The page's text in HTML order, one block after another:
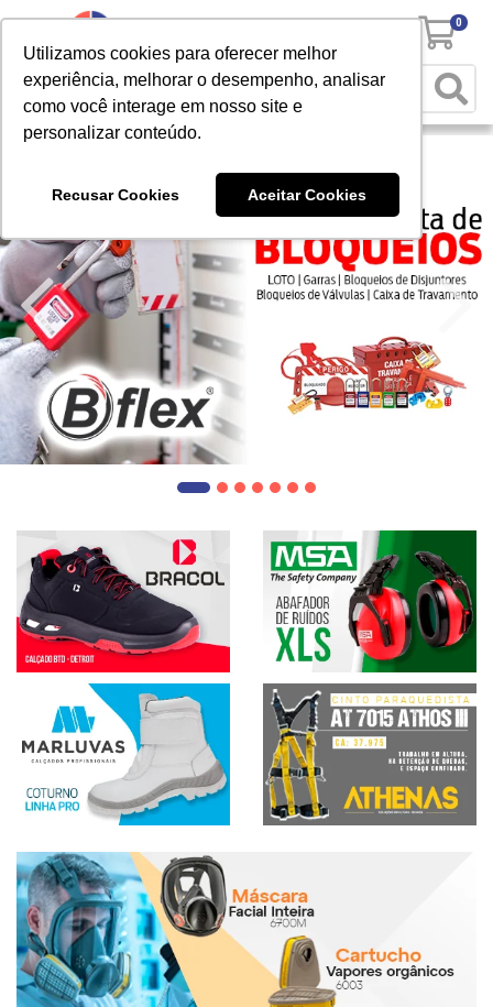
Utilizamos cookies para oferecer melhor
experiência, melhorar o desempenho, analisar
como você interage em nosso site e
personalizar conteúdo.
Recusar Cookies Aceitar Cookies
0